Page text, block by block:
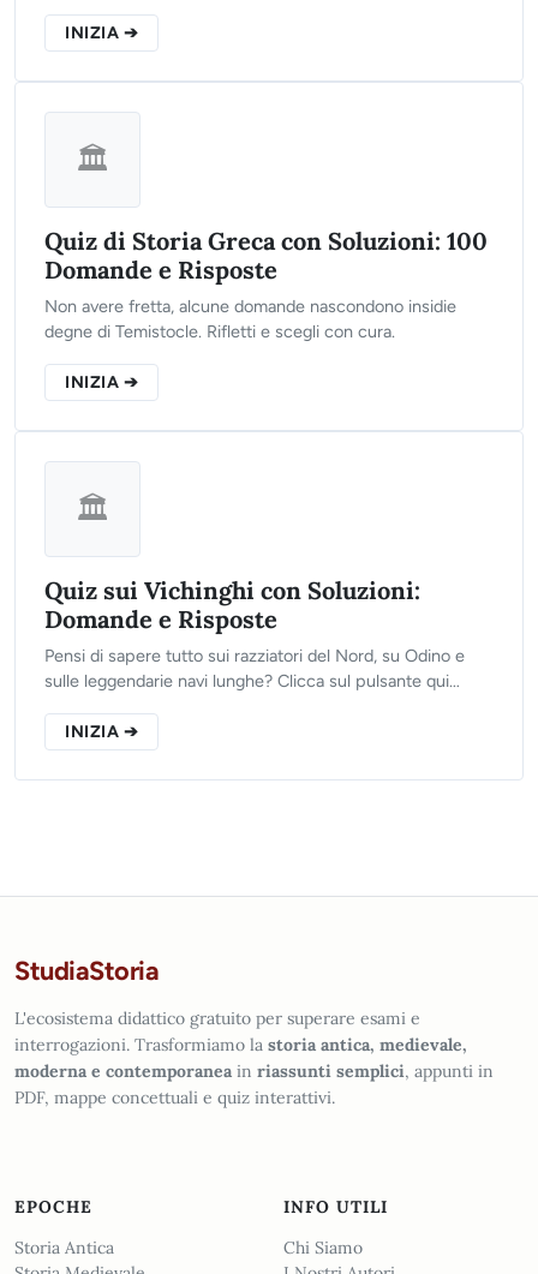
INIZIA ➔
🏛️
Quiz di Storia Greca con Soluzioni: 100
Domande e Risposte
Non avere fretta, alcune domande nascondono insidie
degne di Temistocle. Rifletti e scegli con cura.
INIZIA ➔
🏛️
Quiz sui Vichinghi con Soluzioni:
Domande e Risposte
Pensi di sapere tutto sui razziatori del Nord, su Odino e
sulle leggendarie navi lunghe? Clicca sul pulsante qui
sei degno di entrare nel Valhalla!
INIZIA ➔
StudiaStoria
L'ecosistema didattico gratuito per superare esami e
interrogazioni. Trasformiamo la storia antica, medievale,
moderna e contemporanea in riassunti semplici, appunti in
PDF, mappe concettuali e quiz interattivi.
EPOCHE
Storia Antica
INFO UTILI
Chi Siamo